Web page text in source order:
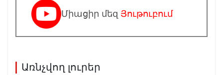
Միացիր մեզ Յութուբում
Առնչվող լուրեր